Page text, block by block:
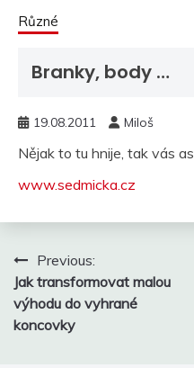
Různé
Branky, body …
19.08.2011 Miloš
Nějak to tu hnije, tak vás
www.sedmicka.cz
Navigace
příspěvek
Previous:
Jak transformovat malou
výhodu do vyhrané
koncovky